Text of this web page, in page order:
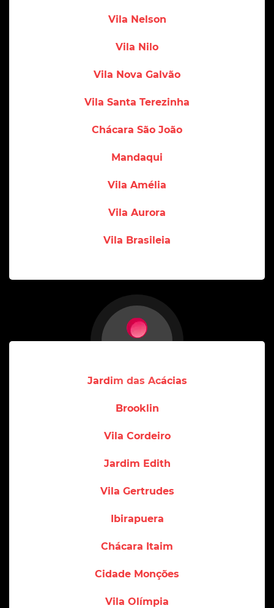
Vila Nelson
Vila Nilo
Vila Nova Galvão
Vila Santa Terezinha
Chácara São João
Mandaqui
Vila Amélia
Vila Aurora
Vila Brasileia
Jardim das Acácias
Brooklin
Vila Cordeiro
Jardim Edith
Vila Gertrudes
Ibirapuera
Chácara Itaim
Cidade Monções
Vila Olímpia